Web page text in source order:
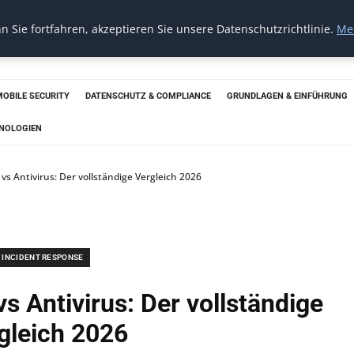
SECURITY DATENSCHUTZ & COMPLIANCE GRUNDLAGEN & EINFÜHRUNG
Antivirus: Der vollständige Vergleich 2026
INCIDENT RESPONSE
Antivirus: Der vollständige
2026
Sie fortfahren, akzeptieren Sie unsere Datenschutzrichtlinie.